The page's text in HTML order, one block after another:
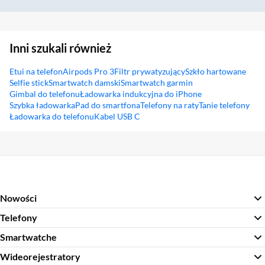
Inni szukali również
Etui na telefonAirpods Pro 3Filtr prywatyzującySzkło hartowane
Selfie stickSmartwatch damskiSmartwatch garmin
Gimbal do telefonuŁadowarka indukcyjna do iPhone
Szybka ładowarkaPad do smartfonaTelefony na ratyTanie telefony
Ładowarka do telefonuKabel USB C
Nowości
Telefony
Smartwatche
Wideorejestratory